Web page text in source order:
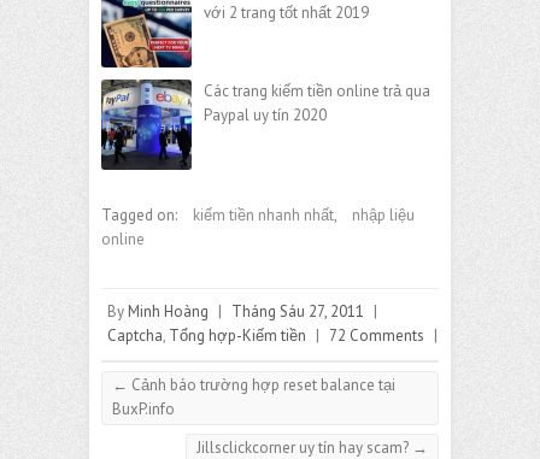
với 2 trang tốt nhất 2019
Các trang kiếm tiền online trả qua
Paypal uy tín 2020
Tagged on: kiếm tiền nhanh nhất,
nhập liệu
online
By Minh Hoàng | Tháng Sáu 27, 2011 |
Captcha, Tổng hợp-Kiếm tiền | 72 Comments |
← Cảnh báo trường hợp reset balance tại
BuxP.info
Jillsclickcorner uy tín hay scam? →